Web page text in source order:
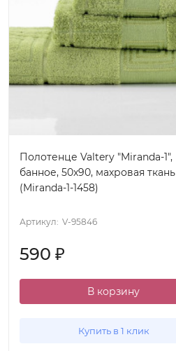
Полотенце Valtery "Miranda-1",
банное, 50x90, махровая ткань
(Miranda-1-1458)
Артикул: V-95846
590₽
В корзину
Купить в 1 клик